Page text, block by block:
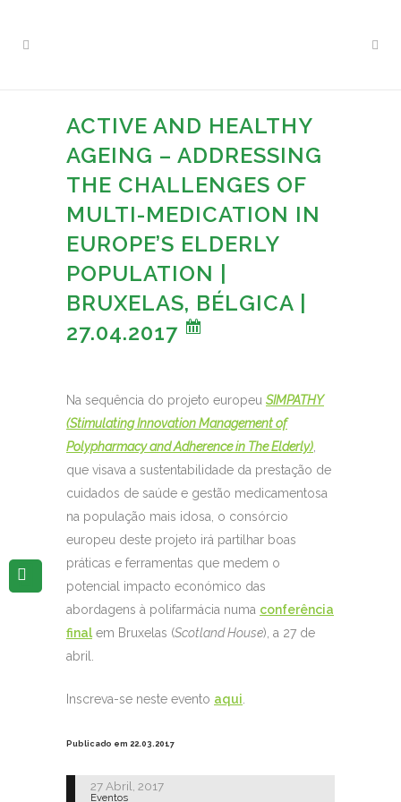
ACTIVE AND HEALTHY
AGEING – ADDRESSING
THE CHALLENGES OF
MULTI-MEDICATION IN
EUROPE’S ELDERLY
POPULATION |
BRUXELAS, BÉLGICA |
27.04.2017
Na sequência do projeto europeu SIMPATHY
(Stimulating Innovation Management of
Polypharmacy and Adherence in The Elderly)
que visava a sustentabilidade da prestação de
cuidados de saúde e gestão medicamentosa
na população mais idosa, o consórcio
europeu deste projeto irá partilhar boas
práticas e ferramentas que medem o
potencial impacto económico das
abordagens à polifarmácia numa conferência
final em Bruxelas (Scotland House), a 27 de
abril.
Inscreva-se neste evento aqui
Publicado em 22.03.2017
27 Abril, 2017
Eventos